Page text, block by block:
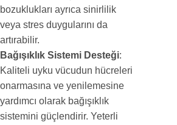
bozuklukları ayrıca sinirlilik
veya stres duygularını da
artırabilir.
Bağışıklık Sistemi Desteği:
Kaliteli uyku vücudun hücreleri
onarmasına ve yenilemesine
yardımcı olarak bağışıklık
sistemini güçlendirir. Yeterli